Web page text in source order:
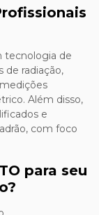
tecnologia de
radiação,
Além disso,
e
com foco
para seu